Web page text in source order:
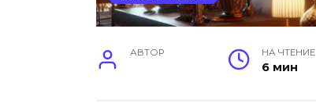
АВТОР НА ЧТЕНИЕ
6 мин